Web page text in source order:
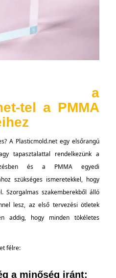
a
tel a PMMA
A Plasticmold.net egy elsőrangú
tapasztalattal rendelkezünk a
és a PMMA egyedi
szükséges ismeretekkel, hogy
Szorgalmas szakemberekből álló
lesz, az első tervezési ötletek
addig, hogy minden tökéletes
félre:
a minőség iránt: